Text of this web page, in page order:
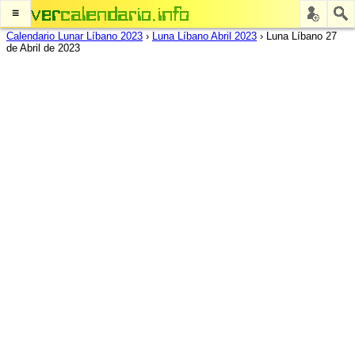
≡
Calendario Lunar Líbano 2023 › Luna Líbano Abril 2023 › Luna Líbano 27
de Abril de 2023